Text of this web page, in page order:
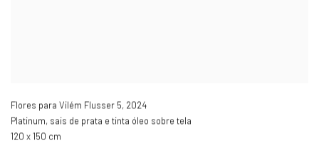
Flores para Vilém Flusser 5, 2024
Platinum, sais de prata e tinta óleo sobre tela
120 x 150 cm